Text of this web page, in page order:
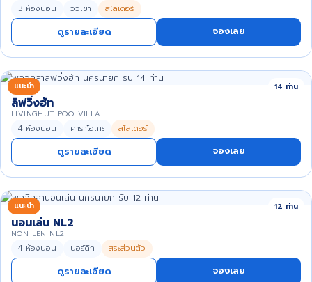
3 ห้องนอน วิวเขา สไลเดอร์
ดูรายละเอียด จองเลย
แนะนำ 14 ท่าน
ลิฟวิ่งฮัท
LIVINGHUT POOLVILLA
4 ห้องนอน คาราโอเกะ สไลเดอร์
ดูรายละเอียด จองเลย
แนะนำ 12 ท่าน
นอนเล่น NL2
NON LEN NL2
4 ห้องนอน นอร์ดิก สระส่วนตัว
ดูรายละเอียด จองเลย